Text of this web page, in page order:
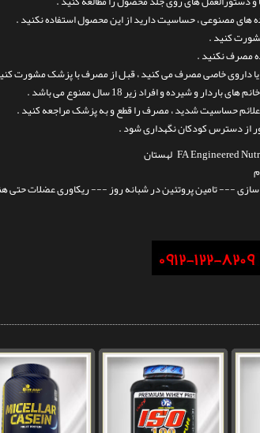
های مصنوعی ، حساسیت دارید از این محصول استفاده نکنید .
کنید .
مصرف نکنید .
یا داروی خاصی مصرف می کنید ، قبل از مصرف با پزشک مشورت
و شیرده و افراد زیر 18 سال ممنوع می باشد .
حساسیت شدید ، مصرف را قطع و به پزشک مراجعه کنید .
از دسترس کودکان نگهداری شود .
FA Engineered لهستان
--- تامین پروتئین در شبانه روز --- ریکاوری عضلات حتی